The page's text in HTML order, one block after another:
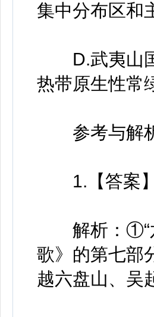
集中分布区和
D.武夷山国
热带原生性常
参考与解
1.【答案】
解析：①“六
歌》的第七部
越六盘山、吴